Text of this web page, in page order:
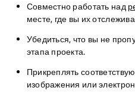
Совместно работать над
месте, где вы их
Убедиться, что вы не
этапа проекта.
Прикреплять
изображения или